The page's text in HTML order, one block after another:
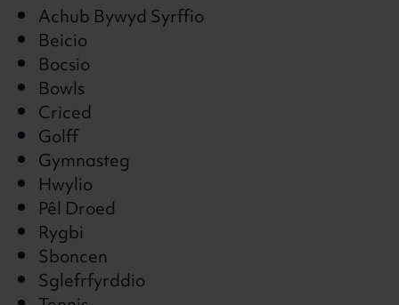
Achub Bywyd Syrffio
Beicio
Bocsio
Bowls
Criced
Golff
Gymnasteg
Hwylio
Pêl Droed
Rygbi
Sboncen
Sglefrfyrddio